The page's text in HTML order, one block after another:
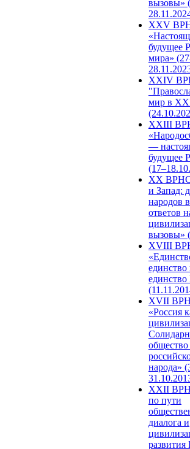
вызовы»
XXV
будущее
мира»
XXIV
мир в
XXIII
—
будущее
XX ВРНС
и Запад:
народов
ответов
вызовы»
XVIII
единство
единство
XVII
«Россия
народа»
XXII
по пути
диалога и
развития